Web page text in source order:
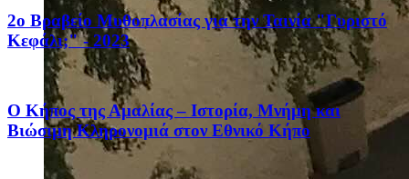
2ο Βραβείο Μυθοπλασίας για την Ταινία "Γυριστό
Κεφάλι;" - 2023
Ο Κήπος της Αμαλίας – Ιστορία, Μνήμη και
Βιώσιμη Κληρονομιά στον Εθνικό Κήπο